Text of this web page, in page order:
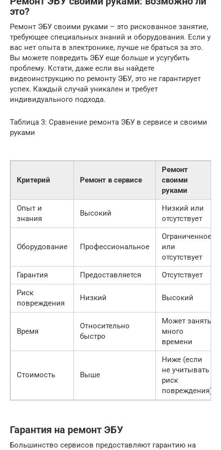
это?
Ремонт ЭБУ своими руками – это рискованное занятие,
требующее специальных знаний и оборудования. Если у
вас нет опыта в электронике, лучше не браться за это.
Вы можете повредить ЭБУ еще больше и усугубить
проблему. Кстати, даже если вы найдете
видеоинструкцию по ремонту ЭБУ, это не гарантирует
успех. Каждый случай уникален и требует
индивидуального подхода.
Таблица 3: Сравнение ремонта ЭБУ в сервисе и своими
руками
Критерий Ремонт в сервисе
Ремонт
своими
руками
Опыт и
знания
Высокий
Низкий или
отсутствует
Оборудование Профессиональное
Ограниченное
или
отсутствует
Гарантия
Предоставляется
Отсутствует
Риск
повреждения
Низкий Высокий
Время
Относительно
быстро
Может занять
много
времени
Стоимость Выше
Ниже (если
не учитывать
риск
повреждения)
Гарантия на ремонт ЭБУ
Большинство сервисов предоставляют гарантию на